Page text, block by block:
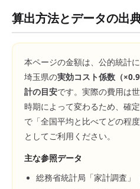
算出方法とデータの出
本ページの金額は、公的統計
埼玉県の実効コスト係数（×
計の目安です。実際の費用は
時期によって変わるため、確
で「全国平均と比べてどの程
としてご利用ください。
主な参照データ
総務省統計局「家計調査」